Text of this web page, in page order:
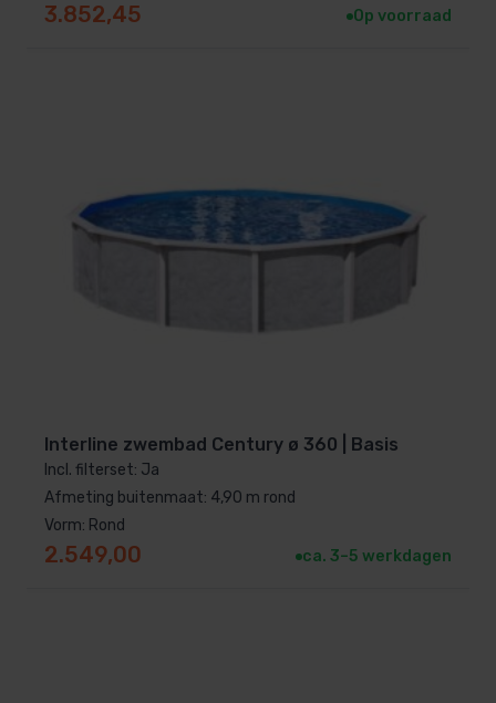
3.852,45 Op voorraad
Interline zwembad Century ø 360 | Basis
Incl. filterset: Ja
Afmeting buitenmaat: 4,90 m rond
Vorm: Rond
2.549,00 ca. 3–5 werkdagen